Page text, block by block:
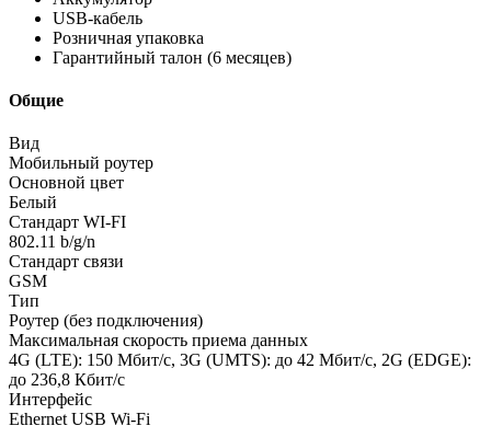
USB-кабель
Розничная упаковка
Гарантийный талон (6 месяцев)
Общие
Вид
Мобильный роутер
Основной цвет
Белый
Стандарт WI-FI
802.11 b/g/n
Стандарт связи
GSM
Тип
Роутер (без подключения)
Максимальная скорость приема данных
4G (LTE): 150 Мбит/c, 3G (UMTS): до 42 Мбит/c, 2G (EDGE):
до 236,8 Кбит/с
Интерфейс
Ethernet USB Wi-Fi